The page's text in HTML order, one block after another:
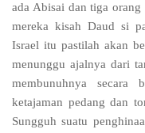
ada Abisai dan tiga
mereka kisah Daud si
Israel itu pastilah akan
menunggu ajalnya dari
membunuhnya secara
ketajaman pedang dan
Sungguh suatu